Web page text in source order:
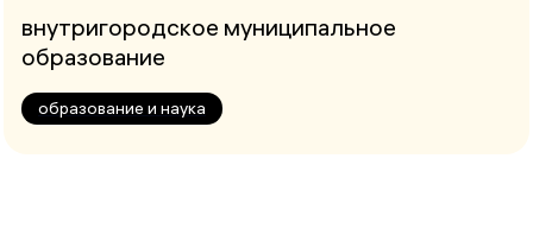
внутригородское муниципальное
образование
образование и наука